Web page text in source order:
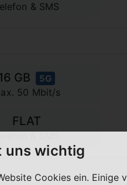
& SMS
GB 5G
50 Mbit/s
FLAT
uns wichtig
Cookies ein. Einige